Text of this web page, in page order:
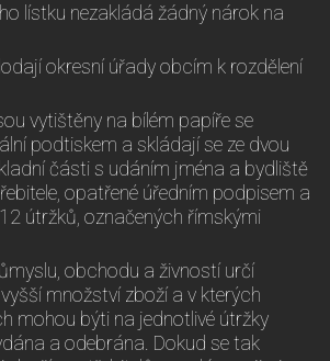
lístku nezakládá žádný nárok na
okresní úřady obcím k rozdělení
vytištěny na bílém papíře se
podtiskem a skládají se ze dvou
části s udáním jména a bydliště
opatřené úředním podpisem a
útržků, označených římskými
obchodu a živností určí
množství zboží a v kterých
mohou býti na jednotlivé útržky
a odebrána. Dokud se tak